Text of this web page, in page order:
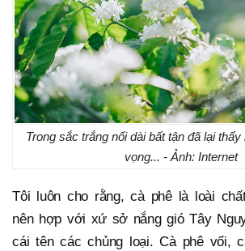
Trong sắc trắng nối dài bất tận đã lại
vọng... - Ảnh: Internet
Tôi luôn cho rằng, cà phê là loài
nên hợp với xứ sở nắng gió Tây
cái tên các chủng loại. Cà phê vối,